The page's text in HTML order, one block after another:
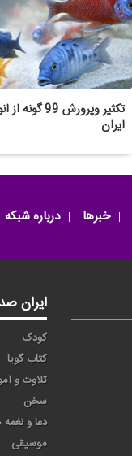
تكثیر وپرورش
ایران
خبرها درباره شبکه
ایران
کودک
کتاب گویا
تلاوت و
سخن
دعا و
موسیقی